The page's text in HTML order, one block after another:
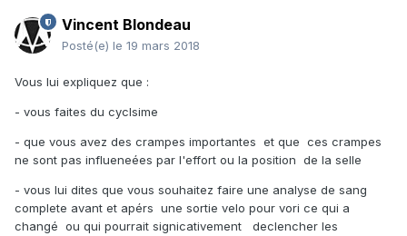
Vincent Blondeau
Posté(e) le 19 mars 2018
Vous lui expliquez que :
- vous faites du cyclsime
- que vous avez des crampes importantes et que ces crampes
ne sont pas influeneées par l'effort ou la position de la selle
- vous lui dites que vous souhaitez faire une analyse de sang
complete avant et apérs une sortie velo pour vori ce qui a
changé ou qui pourrait signicativement declencher les